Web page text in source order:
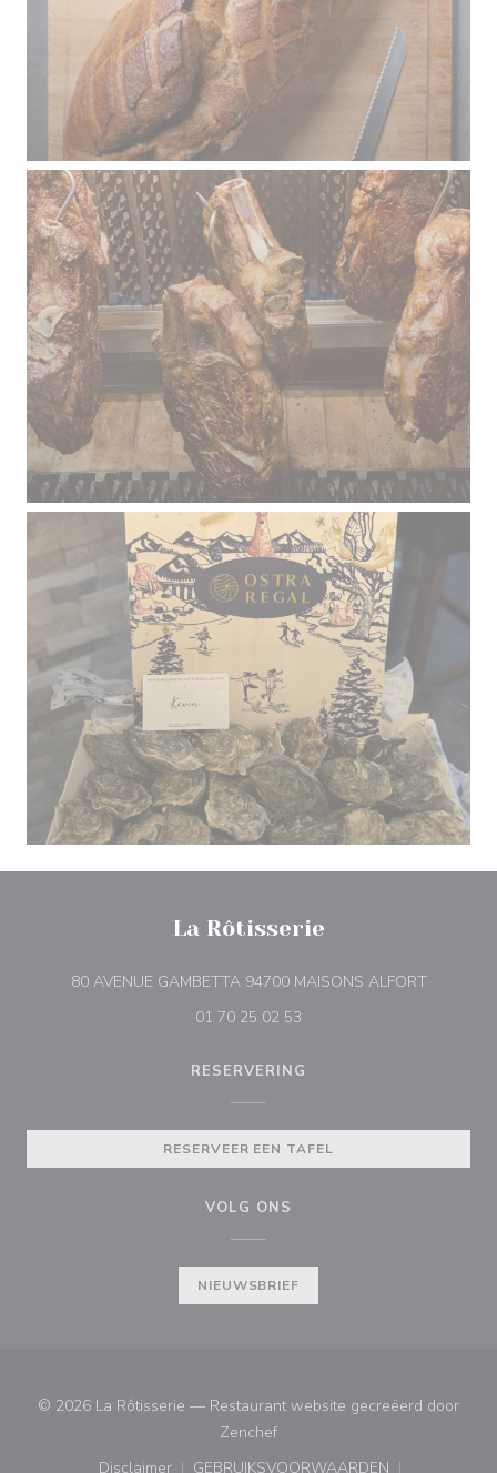
La Rôtisserie
80 AVENUE GAMBETTA 94700 MAISONS ALFORT((opent in
01 70 25 02 53
RESERVERING
RESERVEER EEN TAFEL
VOLG ONS
NIEUWSBRIEF
© 2026 La Rôtisserie — Restaurant website gecreëerd door
Zenchef((opent in een nieuw venster))
Disclaimer
GEBRUIKSVOORWAARDEN